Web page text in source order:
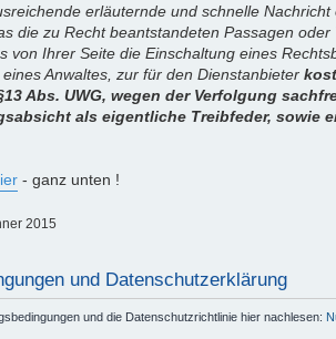
erläuternde und schnelle Nachricht
die zu Recht beantstandeten Passagen
von Ihrer Seite die Einschaltung eines
Anwaltes, zur für den Dienstanbieter
Abs. UWG, wegen der Verfolgung
als eigentliche Treibfeder, sowie
- ganz unten !
2015
und Datenschutzerklärung
und die Datenschutzrichtlinie hier nachlesen: